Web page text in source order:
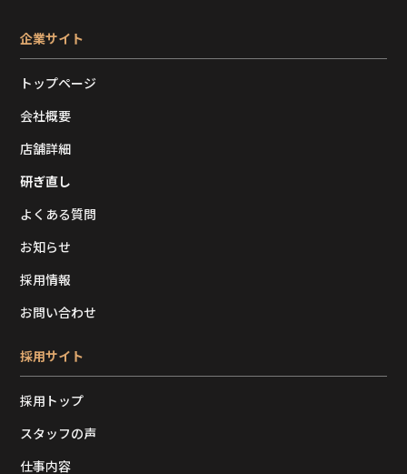
企業サイト
トップページ
会社概要
店舗詳細
研ぎ直し
よくある質問
お知らせ
採用情報
お問い合わせ
採用サイト
採用トップ
スタッフの声
仕事内容